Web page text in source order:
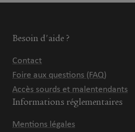
Besoin d'aide ?
Contact
Foire aux questions (FAQ)
Accès sourds et malentendants
Informations réglementaires
Mentions légales